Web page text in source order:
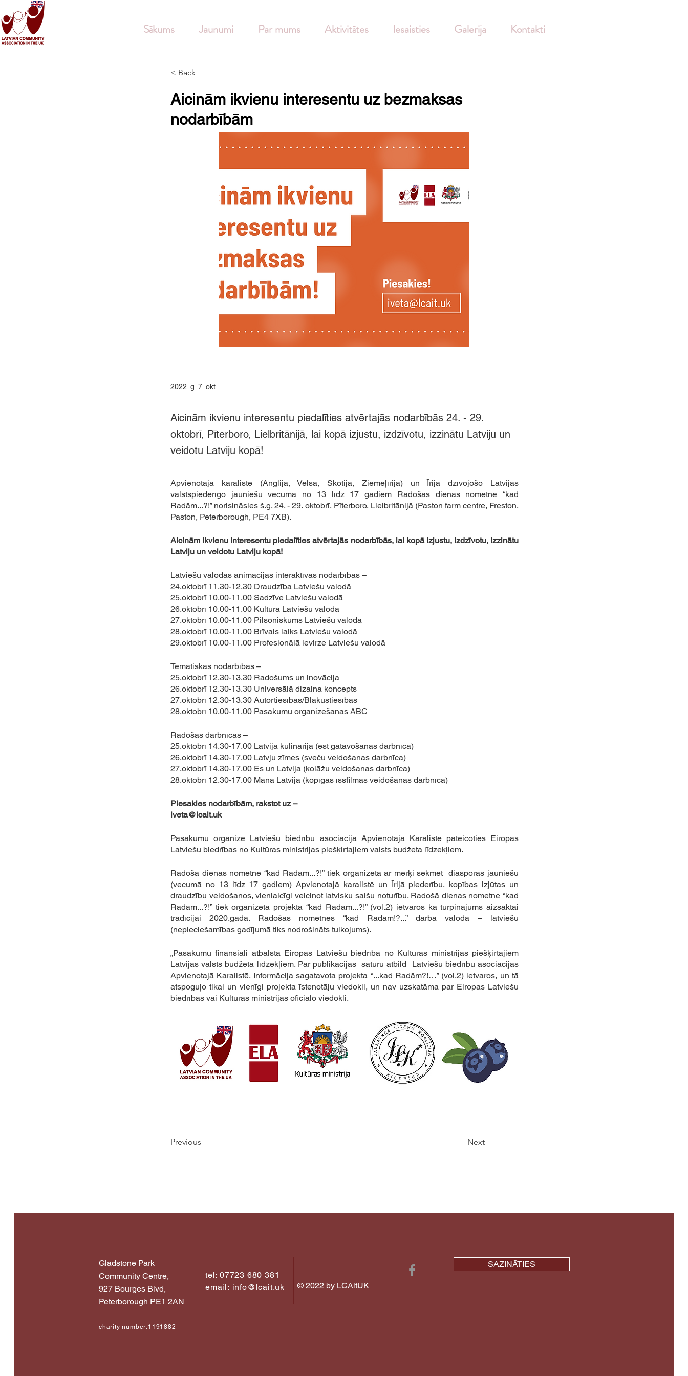
Sākums Jaunumi Par mums Aktivitātes Iesaisties Galerija Kontakti
< Back
Aicinām ikvienu interesentu uz bezmaksas
nodarbībām
2022. g. 7. okt.
Aicinām ikvienu interesentu piedalīties atvērtajās nodarbībās 24. - 29.
oktobrī, Pīterboro, Lielbritānijā, lai kopā izjustu, izdzīvotu, izzinātu Latviju un
veidotu Latviju kopā!
Apvienotajā karalistē (Anglija, Velsa, Skotija, Ziemeļīrija) un Īrijā dzīvojošo Latvijas
valstspiederīgo jauniešu vecumā no 13 līdz 17 gadiem Radošās dienas nometne “kad
Radām...?!” norisināsies š.g. 24. - 29. oktobrī, Pīterboro, Lielbritānijā (Paston farm centre, Freston,
Paston, Peterborough, PE4 7XB).
Aicinām ikvienu interesentu piedalīties atvērtajās nodarbībās, lai kopā izjustu, izdzīvotu, izzinātu
Latviju un veidotu Latviju kopā!
Latviešu valodas animācijas interaktīvās nodarbības –
24.oktobrī 11.30-12.30 Draudzība Latviešu valodā
25.oktobrī 10.00-11.00 Sadzīve Latviešu valodā
26.oktobrī 10.00-11.00 Kultūra Latviešu valodā
27.oktobrī 10.00-11.00 Pilsoniskums Latviešu valodā
28.oktobrī 10.00-11.00 Brīvais laiks Latviešu valodā
29.oktobrī 10.00-11.00 Profesionālā ievirze Latviešu valodā
Tematiskās nodarbības –
25.oktobrī 12.30-13.30 Radošums un inovācija
26.oktobrī 12.30-13.30 Universālā dizaina koncepts
27.oktobrī 12.30-13.30 Autortiesības/Blakustiesības
28.oktobrī 10.00-11.00 Pasākumu organizēšanas ABC
Radošās darbnīcas –
25.oktobrī 14.30-17.00 Latvija kulinārijā (ēst gatavošanas darbnīca)
26.oktobrī 14.30-17.00 Latvju zīmes (sveču veidošanas darbnīca)
27.oktobrī 14.30-17.00 Es un Latvija (kolāžu veidošanas darbnīca)
28.oktobrī 12.30-17.00 Mana Latvija (kopīgas īssfilmas veidošanas darbnīca)
Piesakies nodarbībām, rakstot uz –
iveta@lcait.uk
Pasākumu organizē Latviešu biedrību asociācija Apvienotajā Karalistē pateicoties Eiropas
Latviešu biedrības no Kultūras ministrijas piešķirtajiem valsts budžeta līdzekļiem.
Radošā dienas nometne “kad Radām...?!” tiek organizēta ar mērķi sekmēt  diasporas jauniešu
(vecumā no 13 līdz 17 gadiem) Apvienotajā karalistē un Īrijā piederību, kopības izjūtas un
draudzību veidošanos, vienlaicīgi veicinot latvisku saišu noturību. Radošā dienas nometne “kad
Radām...?!” tiek organizēta projekta “kad Radām...?!” (vol.2) ietvaros kā turpinājums aizsāktai
tradīcijai 2020.gadā. Radošās nometnes “kad Radām!?...” darba valoda – latviešu
(nepieciešamības gadījumā tiks nodrošināts tulkojums).
„Pasākumu finansiāli atbalsta Eiropas Latviešu biedrība no Kultūras ministrijas piešķirtajiem
Latvijas valsts budžeta līdzekļiem. Par publikācijas  saturu atbild  Latviešu biedrību asociācijas
Apvienotajā Karalistē. Informācija sagatavota projekta “...kad Radām?!…” (vol.2) ietvaros, un tā
atspoguļo tikai un vienīgi projekta īstenotāju viedokli, un nav uzskatāma par Eiropas Latviešu
biedrības vai Kultūras ministrijas oficiālo viedokli.
Previous Next
Gladstone Park
Community Centre,
927 Bourges Blvd,
Peterborough PE1 2AN
charity number:1191882
tel: 07723 680 381
email: info@lcait.uk © 2022 by LCAitUK
SAZINĀTIES